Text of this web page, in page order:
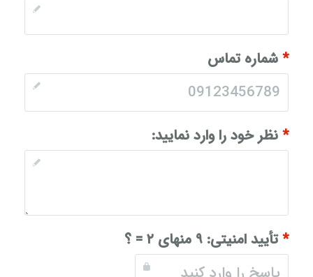
*شماره تماس
*نظر خود را وارد نمایید:
*تأیید امنیتی: ۹ منهای ۲ = ؟